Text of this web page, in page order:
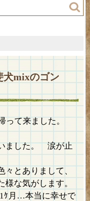
犬mixのゴン
って来ました。
ました。 涙が止
とありまして、
な気がします。
ｹ月…本当に幸せで